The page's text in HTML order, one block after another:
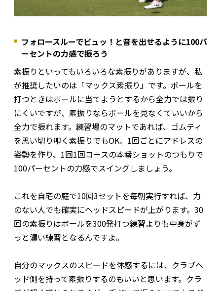
フォロースルーでビュッ！と音を出せるように100パ
ーセントの力感で振ろう
素振りといってもいろいろな素振りがありますが、私
が推奨したいのは「マックス素振り」です。ボールを
打つときはボールに当てようとするから全力では振り
にくいですが、素振りならボールを見なくていいから
全力で振れます。練習場のマットであれば、ゴムティ
を思い切り叩く素振りでもOK。1回ごとにアドレスの
姿勢を作り、1回1回コースの本番ショットのつもりで
100パーセントの力感でスイングしましょう。
これを自宅の庭で10回3セットを毎朝実行すれば、力
のない人でも確実にヘッドスピードが上がります。30
回の素振りはボールを300発打つ練習よりも中身がず
っと濃い練習となるんですよ。
自分のマックスのスピードを体感するには、クラブヘ
ッド側を持って素振りするのもいいと思います。クラ